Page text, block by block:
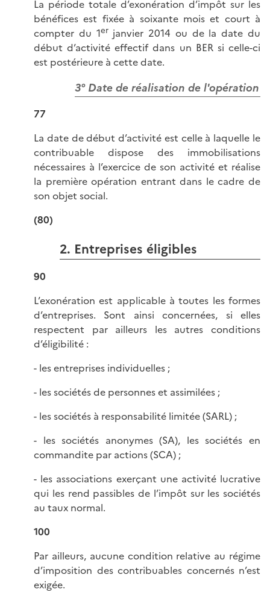
La période totale d’exonération d’impôt sur les
bénéfices est fixée à soixante mois et court à
compter du 1erjanvier 2014 ou de la date du
début d’activité effectif dans un BER si celle-ci
est postérieure à cette date.
3° Date de réalisation de l'opération
77
La date de début d’activité est celle à laquelle le
contribuable dispose des immobilisations
nécessaires à l’exercice de son activité et réalise
la première opération entrant dans le cadre de
son objet social.
(80)
2. Entreprises éligibles
90
L’exonération est applicable à toutes les formes
d’entreprises. Sont ainsi concernées, si elles
respectent par ailleurs les autres conditions
d’éligibilité :
- les entreprises individuelles ;
- les sociétés de personnes et assimilées ;
- les sociétés à responsabilité limitée (SARL) ;
- les sociétés anonymes (SA), les sociétés en
commandite par actions (SCA) ;
- les associations exerçant une activité lucrative
qui les rend passibles de l’impôt sur les sociétés
au taux normal.
100
Par ailleurs, aucune condition relative au régime
d’imposition des contribuables concernés n’est
exigée.